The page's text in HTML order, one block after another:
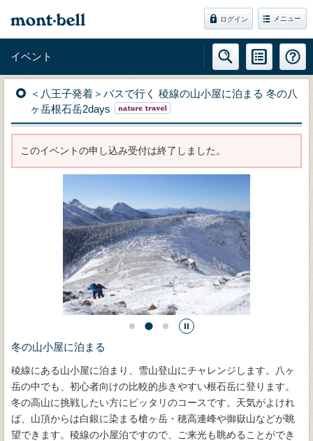
ログイン メニュー
イベント
＜八王子発着＞バスで行く 稜線の山小屋に泊まる 冬の八
ヶ岳根石岳2days
このイベントの申し込み受付は終了しました。
冬の山小屋に泊まる
稜線にある山小屋に泊まり、雪山登山にチャレンジします。八ヶ
岳の中でも、初心者向けの比較的歩きやすい根石岳に登ります。
冬の高山に挑戦したい方にピッタリのコースです。天気がよけれ
ば、山頂からは白銀に染まる槍ヶ岳・穂高連峰や御嶽山などが眺
望できます。稜線の小屋泊ですので、ご来光も眺めることができ